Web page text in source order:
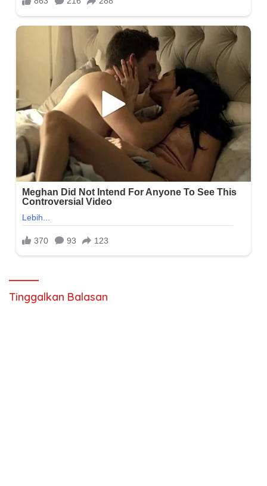
Tinggalkan Balasan